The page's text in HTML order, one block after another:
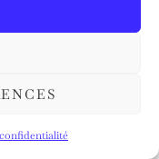
s’installe place